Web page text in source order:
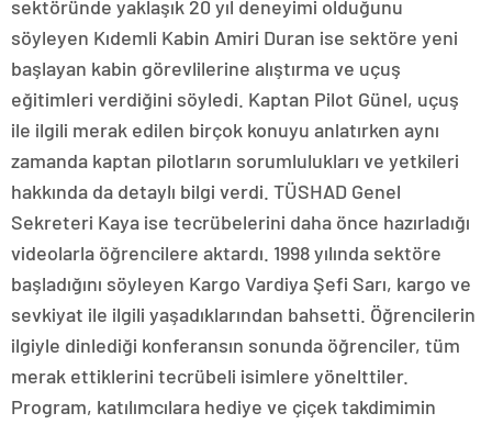
sektöründe yaklaşık 20 yıl deneyimi olduğunu
söyleyen Kıdemli Kabin Amiri Duran ise sektöre yeni
başlayan kabin görevlilerine alıştırma ve uçuş
eğitimleri verdiğini söyledi. Kaptan Pilot Günel, uçuş
ile ilgili merak edilen birçok konuyu anlatırken aynı
zamanda kaptan pilotların sorumlulukları ve yetkileri
hakkında da detaylı bilgi verdi. TÜSHAD Genel
Sekreteri Kaya ise tecrübelerini daha önce hazırladığı
videolarla öğrencilere aktardı. 1998 yılında sektöre
başladığını söyleyen Kargo Vardiya Şefi Sarı, kargo ve
sevkiyat ile ilgili yaşadıklarından bahsetti. Öğrencilerin
ilgiyle dinlediği konferansın sonunda öğrenciler, tüm
merak ettiklerini tecrübeli isimlere yönelttiler.
Program, katılımcılara hediye ve çiçek takdimimin